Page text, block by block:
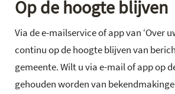
Op de hoogte blijven
Via de e-mailservice of app van ‘Over
continu op de hoogte blijven van
gemeente. Wilt u via e-mail of app op
gehouden worden van